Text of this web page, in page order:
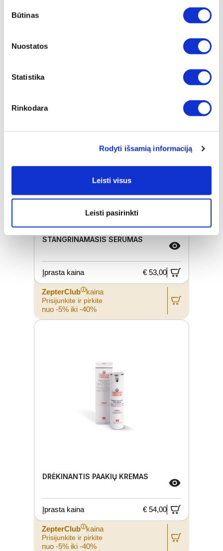
pasirinkimas
Būtinas
Nuostatos
Statistika
Rinkodara
Rodyti išsamią informaciją
Leisti visus
Leisti pasirinkti
STANGRINAMASIS SERUMAS
Įprasta kaina € 53,00
ZepterClubⓘkaina
Prisijunkite ir pirkite
nuo -5% iki -40%
DRĖKINANTIS PAAKIŲ KREMAS
Įprasta kaina € 54,00
ZepterClubⓘkaina
Prisijunkite ir pirkite
nuo -5% iki -40%